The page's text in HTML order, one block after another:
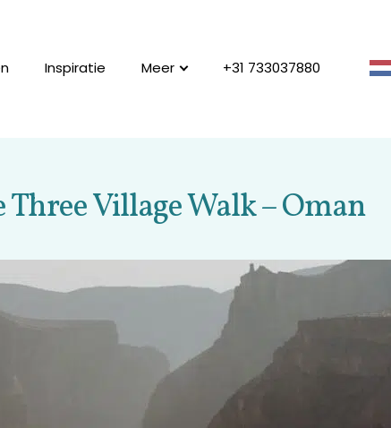
Inspiratie Meer +31 733037880
Three Village Walk – Oman